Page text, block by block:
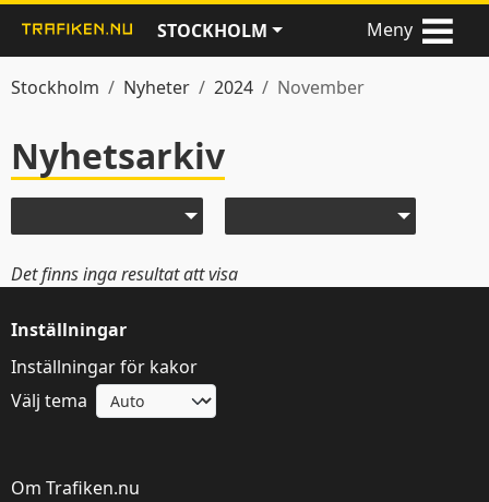
använder kakor
STOCKHOLM Meny
Stockholm Nyheter 2024 November
Nyhetsarkiv
Nyheter
Det finns inga resultat att visa
Om Trafiken.nu
Inställningar
Inställningar för kakor
Välj tema